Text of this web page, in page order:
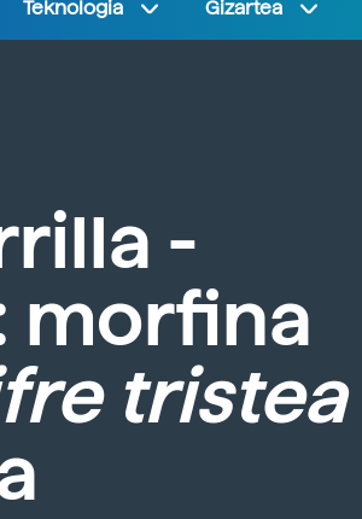
Teknologia Gizartea
-
morfina
tristea